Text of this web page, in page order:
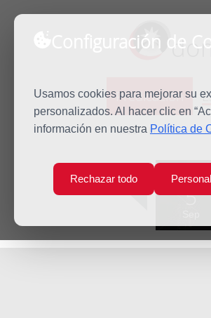
Configuración de
Usamos cookies para mejorar su
personalizados. Al hacer clic en
información en nuestra Política de
Rechazar todo
Predicación
Inicio Predicación
Lun
5